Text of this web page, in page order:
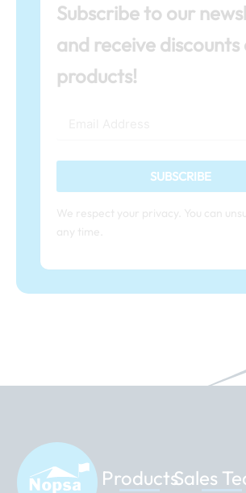
Subscribe to our
and receive discounts
products!
SUBSCRIBE
ProductsSales